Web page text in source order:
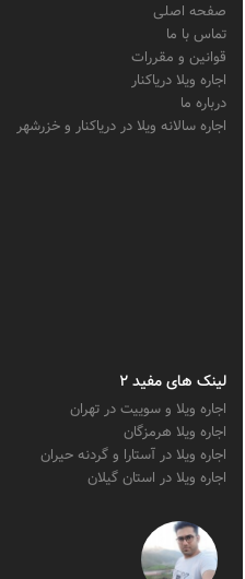
صفحه اصلی
تماس با ما
قوانین و مقررات
اجاره ویلا دریاکنار
درباره ما
اجاره سالانه ویلا در دریاکنار و خزرشهر
لینک های مفید 2
اجاره ویلا و سوییت در تهران
اجاره ویلا هرمزگان
اجاره ویلا در آستارا و گردنه حیران
اجاره ویلا در استان گیلان